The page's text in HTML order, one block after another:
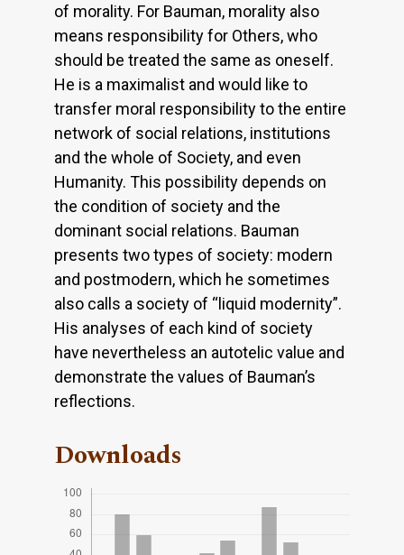
of morality. For Bauman, morality also
means responsibility for Others, who
should be treated the same as oneself.
He is a maximalist and would like to
transfer moral responsibility to the entire
network of social relations, institutions
and the whole of Society, and even
Humanity. This possibility depends on
the condition of society and the
dominant social relations. Bauman
presents two types of society: modern
and postmodern, which he sometimes
also calls a society of “liquid modernity”.
His analyses of each kind of society
have nevertheless an autotelic value and
demonstrate the values of Bauman’s
reflections.
Downloads